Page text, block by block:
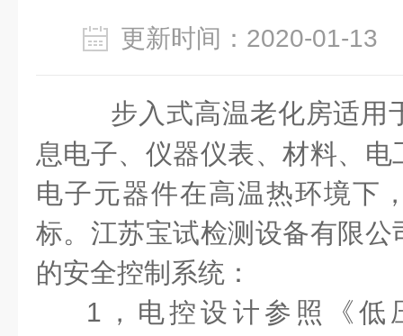
更新时间：2020-01-
步入式高温老化房适用
息电子、仪器仪表、材料、
电子元器件在高温热环境下
标。江苏宝试检测设备有限
的安全控制系统：
1，电控设计参照《低